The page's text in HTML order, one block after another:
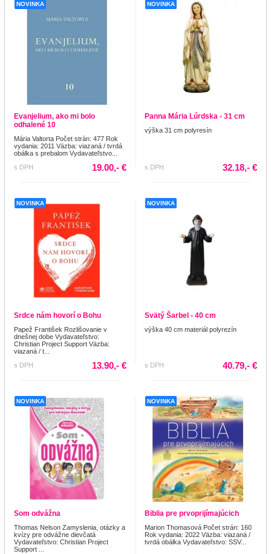
NOVINKA
Evanjelium, ako mi bolo
odhalené 10
Mária Valtorta Počet strán: 477 Rok
vydania: 2011 Väzba: viazaná / tvrdá
obálka s prebalom Vydavateľstvo...
s DPH
19.00,- €
NOVINKA
Panna Mária Lúrdska - 31 cm
výška 31 cm polyresín
s DPH 32.18,- €
NOVINKA
Srdce nám hovorí o Bohu
Papež František Rozlišovanie v
dnešnej dobe Vydavateľstvo:
Christian Project Support Väzba:
viazaná / t...
s DPH
13.90,- €
NOVINKA
Svätý Šarbel - 40 cm
výška 40 cm materiál polyrezín
s DPH 40.79,- €
NOVINKA
Som odvážna
Thomas Nelson Zamyslenia, otázky a
kvízy pre odvážne dievčatá
Vydavateľstvo: Christian Project
Support ...
NOVINKA
Biblia pre prvoprijímajúcich
Marion Thomasová Počet strán: 160
Rok vydania: 2022 Väzba: viazaná /
tvrdá obálka Vydavateľstvo: SSV...